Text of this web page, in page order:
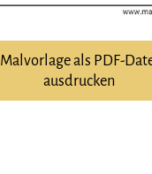
Malvorlage als PDF-
ausdrucken